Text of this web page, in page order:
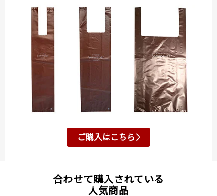
ご購入はこちら
合わせて購入されている
人気商品